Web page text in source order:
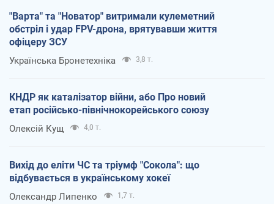
"Варта" та "Новатор" витримали кулеметний
обстріл і удар FPV-дрона, врятувавши життя
офіцеру ЗСУ
Українська Бронетехніка 3,8 т.
КНДР як каталізатор війни, або Про новий
етап російсько-північнокорейського союзу
Олексій Кущ 4,0 т.
Вихід до еліти ЧС та тріумф "Сокола": що
відбувається в українському хокеї
Олександр Липенко 1,7 т.